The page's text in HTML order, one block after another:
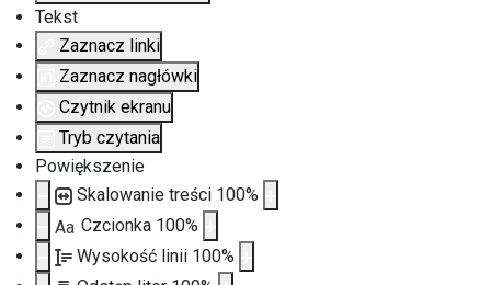
Tekst
Zaznacz linki
Zaznacz nagłówki
Czytnik ekranu
Tryb czytania
Powiększenie
Skalowanie treści 100%
Aa Czcionka 100%
Wysokość linii 100%